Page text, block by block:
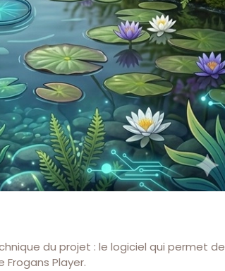
du projet : le logiciel qui permet de
Frogans Player.